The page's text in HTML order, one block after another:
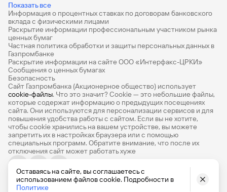
Показать все
Банковские вклады на 3 месяца
Вклады с высоким процентом
Калькулятор вкладов
Виртуальные карты
Премиум
РКО
Ипотечный калькулятор
Кредитный калькулятор
Про Финансы
База знаний
Информация о процентных ставках по договорам банковского
вклада с физическими лицами
Раскрытие информации профессиональным участником рынка
ценных бумаг
Частная политика обработки и защиты персональных данных в
Газпромбанке
Раскрытие информации на сайте ООО «Интерфакс-ЦРКИ»
Сообщения о ценных бумагах
Безопасность
Сайт Газпромбанка (Акционерное общество) использует
cookie-файлы. Что это значит? Сookie — это небольшие файлы,
которые содержат информацию о предыдущих посещениях
сайта. Они используются для персонализации сервисов и для
повышения удобства работы с сайтом. Если вы не хотите,
чтобы сookie хранились на вашем устройстве, вы можете
запретить их в настройках браузера или с помощью
специальных программ. Обратите внимание, что после их
отключения сайт может работать хуже
© 1990-2026, Банк ГПБ (АО) Генеральная лицензия Банка
России № 354
Оставаясь на сайте, вы соглашаетесь с
использованием файлов cookie. Подробности в
Политике